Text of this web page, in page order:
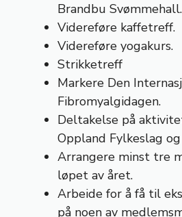
Brandbu Svømmehall.
Videreføre kaffetreff.
Videreføre yogakurs.
Strikketreff
Markere Den
Fibromyalgidagen.
Deltakelse på
Oppland Fylkeslag og
Arrangere minst tre
løpet av året.
Arbeide for å få til
på noen av